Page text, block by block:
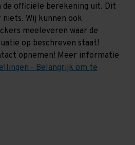
de officiële berekening uit. Dit
Wij kunnen ook
meeleveren waar de
op beschreven staat!
opnemen! Meer informatie
- Belangrijk om te